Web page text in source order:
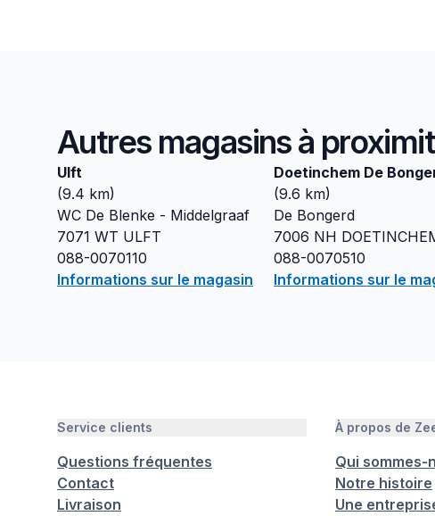
Autres magasins à
Ulft
(9.4 km)
WC De Blenke - Middelgraaf
7071 WT ULFT
088-0070110
Informations sur le magasin
Doetinchem De
(9.6 km)
De Bongerd
7006 NH
088-0070510
Informations sur le
Service clients
Questions fréquentes
Contact
Livraison
À propos de
Qui sommes-
Notre histoire
Une